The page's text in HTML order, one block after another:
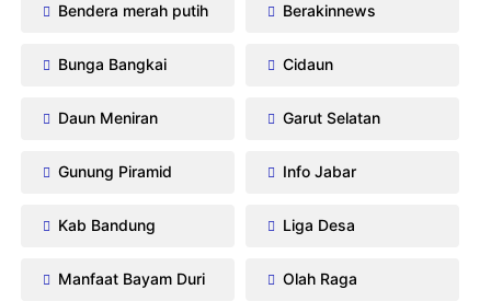
Bendera merah putih Berakinnews
Bunga Bangkai Cidaun
Daun Meniran Garut Selatan
Gunung Piramid Info Jabar
Kab Bandung Liga Desa
Manfaat Bayam Duri Olah Raga